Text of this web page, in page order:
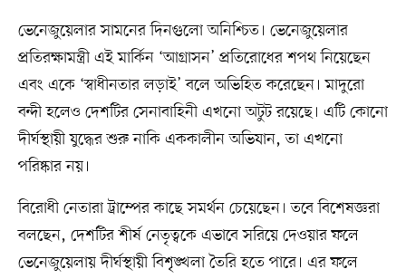
ভেনেজুয়েলার সামনের দিনগুলো অনিশ্চিত। ভেনেজুয়েলার
প্রতিরক্ষামন্ত্রী এই মার্কিন ‘আগ্রাসন’ প্রতিরোধের শপথ নিয়েছেন
এবং একে ‘স্বাধীনতার লড়াই’ বলে অভিহিত করেছেন। মাদুরো
বন্দী হলেও দেশটির সেনাবাহিনী এখনো অটুট রয়েছে। এটি কোনো
দীর্ঘস্থায়ী যুদ্ধের শুরু নাকি এককালীন অভিযান, তা এখনো
পরিষ্কার নয়।
বিরোধী নেতারা ট্রাম্পের কাছে সমর্থন চেয়েছেন। তবে বিশেষজ্ঞরা
বলছেন, দেশটির শীর্ষ নেতৃত্বকে এভাবে সরিয়ে দেওয়ার ফলে
ভেনেজুয়েলায় দীর্ঘস্থায়ী বিশৃঙ্খলা তৈরি হতে পারে। এর ফলে